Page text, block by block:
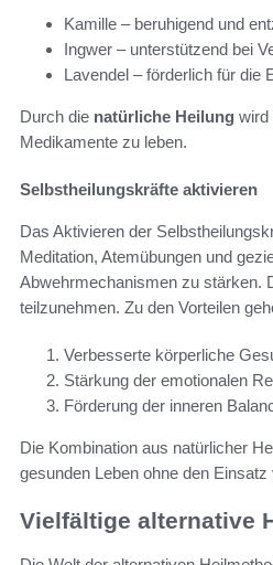
Kamille – beruhigend und
Ingwer – unterstützend bei
Lavendel – förderlich für die
Durch die natürliche Heilung wird
Medikamente zu leben.
Selbstheilungskräfte aktivieren
Das Aktivieren der
Meditation, Atemübungen und
Abwehrmechanismen zu stärken.
teilzunehmen. Zu den Vorteilen
Verbesserte körperliche
Stärkung der emotionalen
Förderung der inneren
Die Kombination aus natürlicher
gesunden Leben ohne den
Vielfältige alternative